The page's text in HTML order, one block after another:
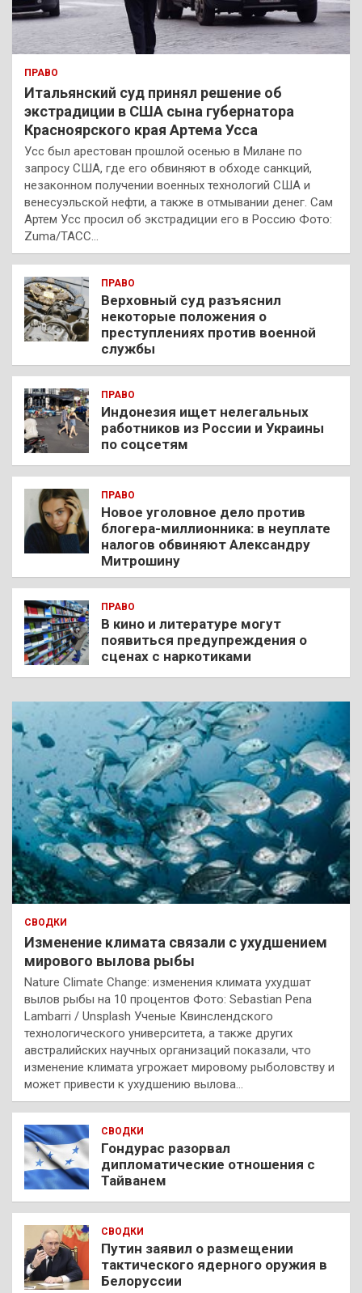
ПРАВО
Итальянский суд принял решение об
экстрадиции в США сына губернатора
Красноярского края Артема Усса
Усс был арестован прошлой осенью в Милане по
запросу США, где его обвиняют в обходе санкций,
незаконном получении военных технологий США и
венесуэльской нефти, а также в отмывании денег. Сам
Артем Усс просил об экстрадиции его в Россию Фото:
Zuma/ТАСС…
ПРАВО
Верховный суд разъяснил
некоторые положения о
преступлениях против военной
службы
ПРАВО
Индонезия ищет нелегальных
работников из России и Украины
по соцсетям
ПРАВО
Новое уголовное дело против
блогера-миллионника: в неуплате
налогов обвиняют Александру
Митрошину
ПРАВО
В кино и литературе могут
появиться предупреждения о
сценах с наркотиками
СВОДКИ
Изменение климата связали с ухудшением
мирового вылова рыбы
Nature Climate Change: изменения климата ухудшат
вылов рыбы на 10 процентов Фото: Sebastian Pena
Lambarri / Unsplash Ученые Квинслендского
технологического университета, а также других
австралийских научных организаций показали, что
изменение климата угрожает мировому рыболовству и
может привести к ухудшению вылова…
СВОДКИ
Гондурас разорвал
дипломатические отношения с
Тайванем
СВОДКИ
Путин заявил о размещении
тактического ядерного оружия в
Белоруссии